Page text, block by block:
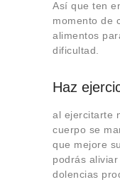
Así que ten
momento de
alimentos
dificultad.
Haz
al ejercitarte
cuerpo se
que mejore
podrás
dolencias